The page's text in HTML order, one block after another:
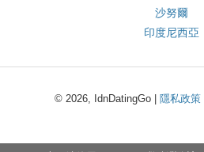
沙努爾
印度尼西亞
© 2026, IdnDatingGo | 隱私政策|